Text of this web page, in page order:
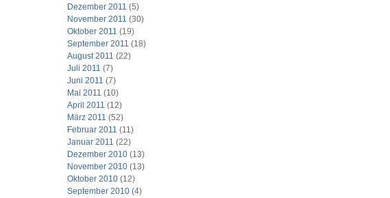
Dezember 2011 (5)
November 2011 (30)
Oktober 2011 (19)
September 2011 (18)
August 2011 (22)
Juli 2011 (7)
Juni 2011 (7)
Mai 2011 (10)
April 2011 (12)
März 2011 (52)
Februar 2011 (11)
Januar 2011 (22)
Dezember 2010(13)
November 2010(13)
Oktober 2010(12)
September 2010(4)